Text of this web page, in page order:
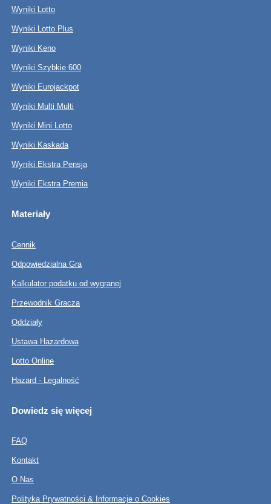
Wyniki Lotto
Wyniki Lotto Plus
Wyniki Keno
Wyniki Szybkie 600
Wyniki Eurojackpot
Wyniki Multi Multi
Wyniki Mini Lotto
Wyniki Kaskada
Wyniki Ekstra Pensja
Wyniki Ekstra Premia
Materiały
Cennik
Odpowiedzialna Gra
Kalkulator podatku od wygranej
Przewodnik Gracza
Oddziały
Ustawa Hazardowa
Lotto Online
Hazard - Legalność
Dowiedz się więcej
FAQ
Kontakt
O Nas
Polityka Prywatności & Informacje o Cookies